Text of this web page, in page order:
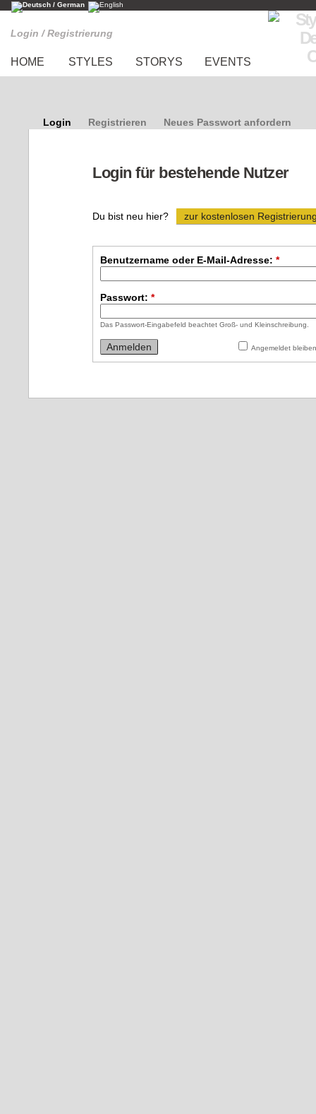
Login / Registrierung
HOME STYLES STORYS EVENTS
Login Registrieren Neues Passwort anfordern
Login für bestehende Nutzer
Du bist neu hier? zur kostenlosen
Benutzername oder E-Mail-Adresse: *
Passwort: *
Das Passwort-Eingabefeld beachtet Groß- und Kleinschreibung.
Angemeldet bleiben